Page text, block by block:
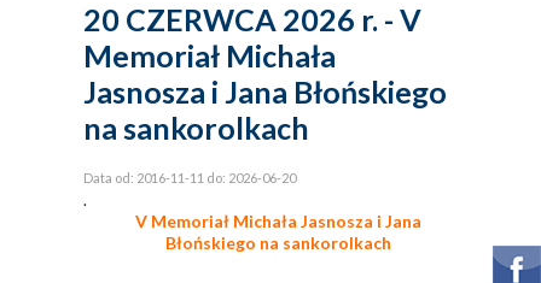
20 CZERWCA 2026 r. - V
Memoriał Michała
Jasnosza i Jana Błońskiego
na sankorolkach
Data od: 2016-11-11 do: 2026-06-20
.
V Memoriał Michała Jasnosza i Jana
Błońskiego na sankorolkach